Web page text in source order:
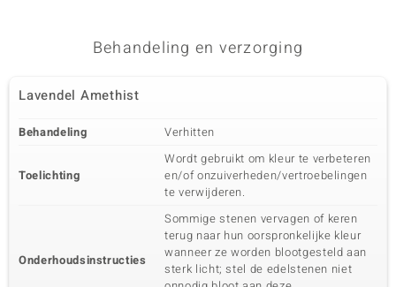
Behandeling en verzorging
Lavendel Amethist
Behandeling Verhitten
Toelichting
Wordt gebruikt om kleur te verbeteren
en/of onzuiverheden/vertroebelingen
te verwijderen.
Onderhoudsinstructies
Sommige stenen vervagen of keren
terug naar hun oorspronkelijke kleur
wanneer ze worden blootgesteld aan
sterk licht; stel de edelstenen niet